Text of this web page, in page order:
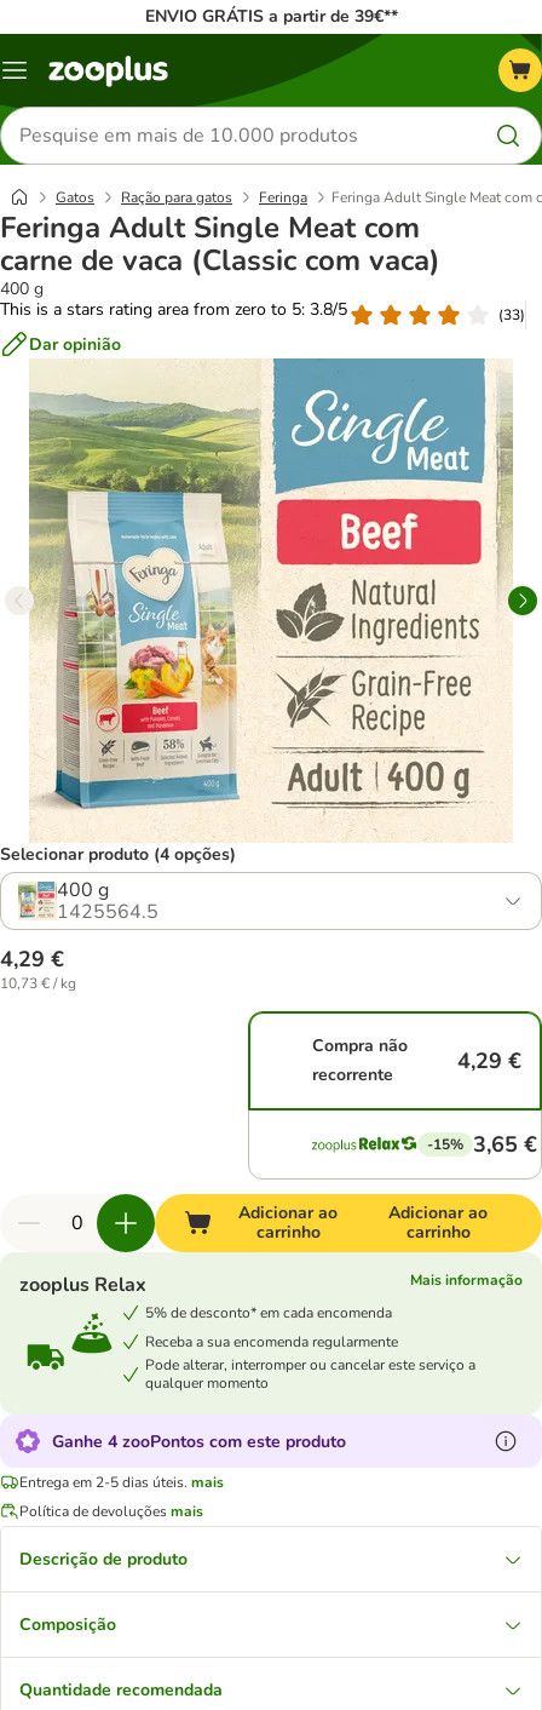
ENVIO GRÁTIS a partir de 39€**
Menu
Pesquisar
produtos
Gatos Ração para gatos Feringa Feringa Adult Single Meat com
Feringa Adult Single Meat com
carne de vaca (Classic com vaca)
400 g
This is a stars rating area from zero to 5: 3.8/5
(33)
Dar opinião
Selecionar produto (4 opções)
400 g
1425564.5
4,29 €
10,73 € / kg
Compra não
recorrente
4,29 €
-15% 3,65 €
Adicionar ao
carrinho
Adicionar ao
carrinho
zooplus Relax
Mais informação
5% de desconto* em cada encomenda
Receba a sua encomenda regularmente
Pode alterar, interromper ou cancelar este serviço a
qualquer momento
Ganhe 4 zooPontos com este produto
Entrega em 2-5 dias úteis. mais
Política de devoluçõesmais
Descrição de produto
Composição
Quantidade recomendada